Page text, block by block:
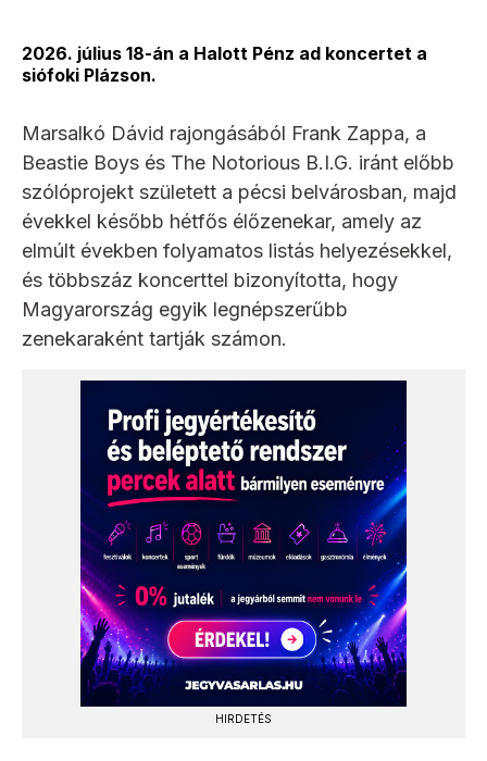
2026. július 18-án a Halott Pénz ad koncertet a
siófoki Plázson.
Marsalkó Dávid rajongásából Frank Zappa, a
Beastie Boys és The Notorious B.I.G. iránt előbb
szólóprojekt született a pécsi belvárosban, majd
évekkel később hétfős élőzenekar, amely az
elmúlt években folyamatos listás helyezésekkel,
és többszáz koncerttel bizonyította, hogy
Magyarország egyik legnépszerűbb
zenekaraként tartják számon.
HIRDETÉS